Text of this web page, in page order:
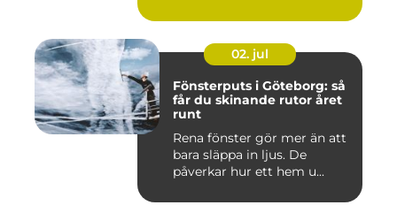
02. jul
Fönsterputs i Göteborg: så
får du skinande rutor året
runt
Rena fönster gör mer än att
bara släppa in ljus. De
påverkar hur ett hem u...